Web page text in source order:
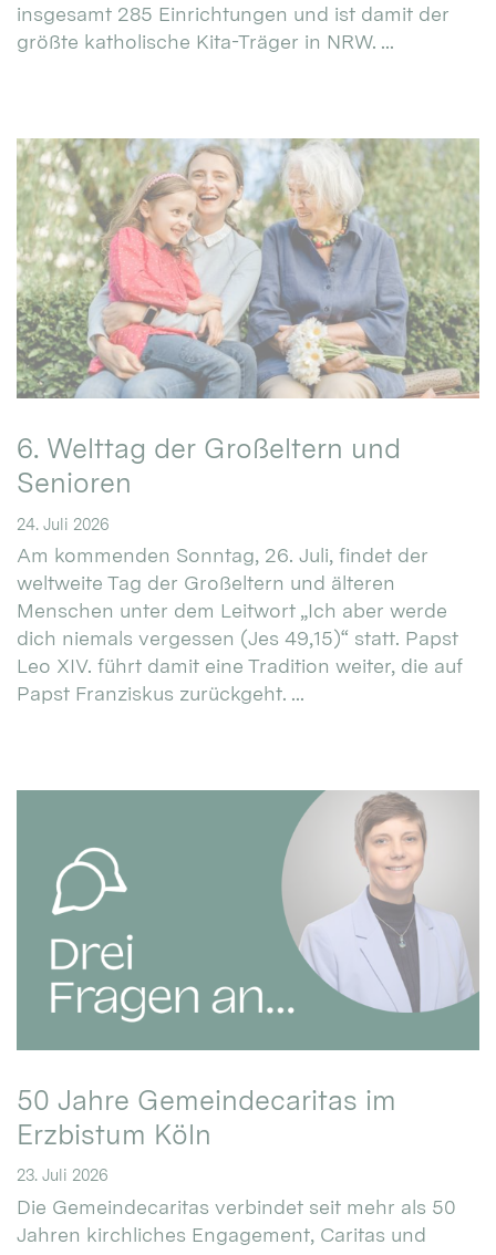
insgesamt 285 Einrichtungen und ist damit der
größte katholische Kita-Träger in NRW. ...
6. Welttag der Großeltern und
Senioren
24. Juli 2026
Am kommenden Sonntag, 26. Juli, findet der
weltweite Tag der Großeltern und älteren
Menschen unter dem Leitwort „Ich aber werde
dich niemals vergessen (Jes 49,15)“ statt. Papst
Leo XIV. führt damit eine Tradition weiter, die auf
Papst Franziskus zurückgeht. ...
50 Jahre Gemeindecaritas im
Erzbistum Köln
23. Juli 2026
Die Gemeindecaritas verbindet seit mehr als 50
Jahren kirchliches Engagement, Caritas und